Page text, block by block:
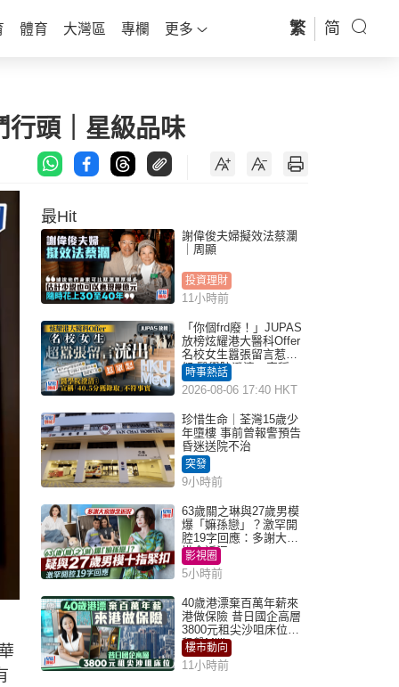
體育 大灣區 專欄 更多 繁 简
頭｜星級品味
最Hit
謝偉俊夫婦擬效法蔡瀾
｜周顯
投資理財
11小時前
「你個frd廢！」JUPAS
放榜炫耀港大醫科Offer
名校女生囂張留言惹眾
怒 醫學院澄清：宣稱
「40.5分獲錄取」不符事
實｜Juicy叮
時事熱話
2026-08-06 17:40 HKT
珍惜生命｜荃灣15歲少
年墮樓 事前曾報警預告
昏迷送院不治
突發
9小時前
63歲關之琳與27歲男模
爆「嫲孫戀」？激罕開
腔19字回應：多謝大家
掛念近況
影視圈
5小時前
40歲港漂棄百萬年薪來
港做保險 昔日國企高層
3800元租尖沙咀床位｜
租盤Million
樓市動向
11小時前